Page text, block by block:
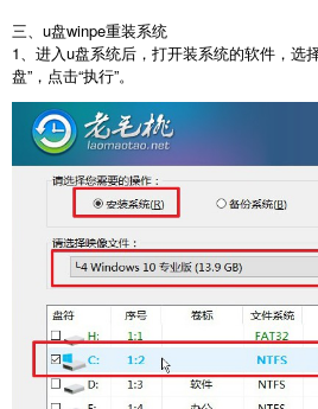
三、u盘winpe重装系统
1、进入u盘系统后，打开装系统的软件，选
盘”，点击“执行”。